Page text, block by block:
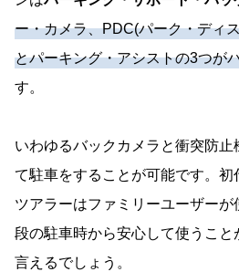
ー・カメラ、PDC(パーク・ディ
とパーキング・アシストの3つが
す。
いわゆるバックカメラと衝突防
て駐車をすることが可能です。
ツアラーはファミリーユーザー
段の駐車時から安心して使うこと
言えるでしょう。